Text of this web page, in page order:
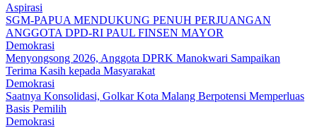
Aspirasi
SGM-PAPUA MENDUKUNG PENUH PERJUANGAN
ANGGOTA DPD-RI PAUL FINSEN MAYOR
Demokrasi
Menyongsong 2026, Anggota DPRK Manokwari Sampaikan
Terima Kasih kepada Masyarakat
Demokrasi
Saatnya Konsolidasi, Golkar Kota Malang Berpotensi Memperluas
Basis Pemilih
Demokrasi